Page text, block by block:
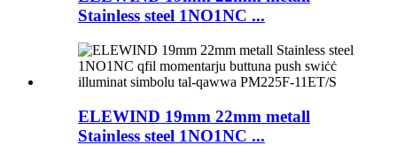
Stainless steel 1NO1NC ...
ELEWIND 19mm 22mm metall
Stainless steel 1NO1NC ...